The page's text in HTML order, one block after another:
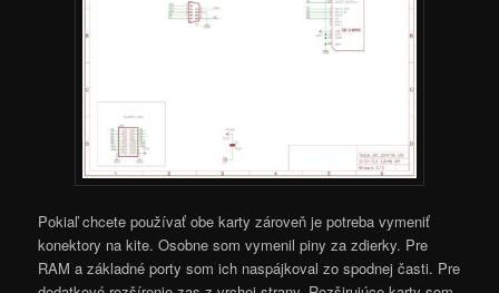
Pokiaľ chcete používať obe karty zároveň je potreba vymeniť
konektory na kite. Osobne som vymenil piny za zdierky. Pre
RAM a základné porty som ich naspájkoval zo spodnej časti. Pre